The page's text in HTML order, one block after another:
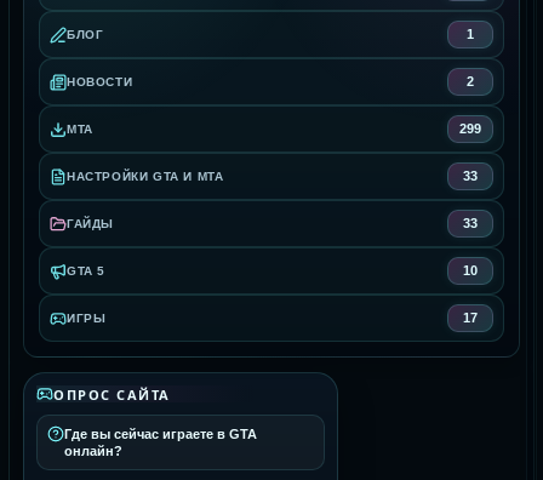
БЛОГ 1
НОВОСТИ 2
MTA 299
НАСТРОЙКИ GTA И MTA 33
ГАЙДЫ 33
GTA 5 10
ИГРЫ 17
ОПРОС САЙТА
Где вы сейчас играете в GTA
онлайн?